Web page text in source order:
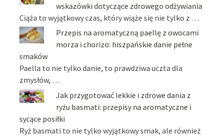
wskazówki dotyczące zdrowego odżywiania
Ciąża to wyjątkowy czas, który wiąże się nie tylko z …
Przepis na aromatyczną paellę z owocami
morza i chorizo: hiszpańskie danie pełne
smaków
Paella to nie tylko danie, to prawdziwa uczta dla
zmysłów, …
Jak przygotować lekkie i zdrowe dania z
ryżu basmati: przepisy na aromatyczne i
sycące posiłki
Ryż basmati to nie tylko wyjątkowy smak, ale również